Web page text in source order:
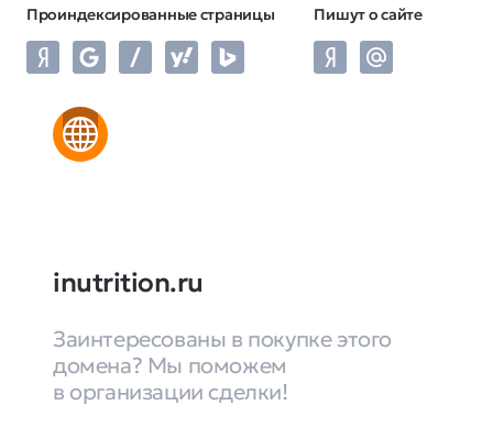
Проиндексированные страницы Пишут о сайте
inutrition.ru
Заинтересованы в покупке этого
домена? Мы поможем
в организации сделки!